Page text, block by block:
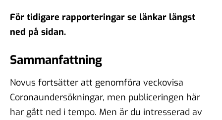
För tidigare rapporteringar se länkar längst
ned på sidan.
Sammanfattning
Novus fortsätter att genomföra veckovisa
Coronaundersökningar, men publiceringen här
har gått ned i tempo. Men är du intresserad av